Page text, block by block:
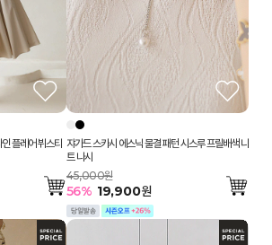
플레어 뷔스티 쟈가드 스카시 에스닉 물결 패턴 시스루 프릴배색 니
트 나시
45,000원
56% 19,900원